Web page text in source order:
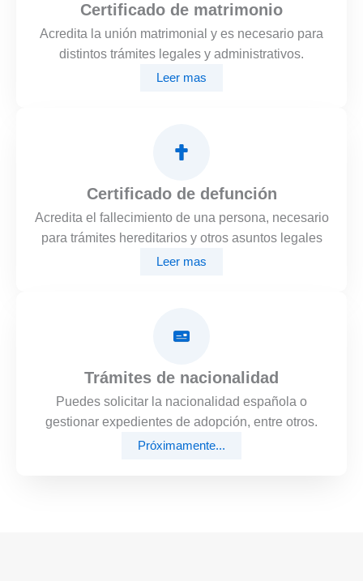
Certificado de matrimonio
Acredita la unión matrimonial y es necesario para
distintos trámites legales y administrativos.
Leer mas
Certificado de defunción
Acredita el fallecimiento de una persona, necesario
para trámites hereditarios y otros asuntos legales
Leer mas
Trámites de nacionalidad
Puedes solicitar la nacionalidad española o
gestionar expedientes de adopción, entre otros.
Próximamente...